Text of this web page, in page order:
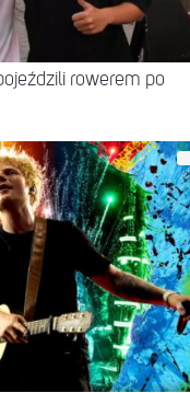
rowerem po